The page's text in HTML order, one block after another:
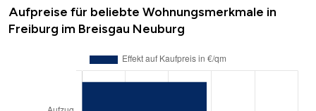
Aufpreise für beliebte Wohnungsmerkmale in
Freiburg im Breisgau Neuburg